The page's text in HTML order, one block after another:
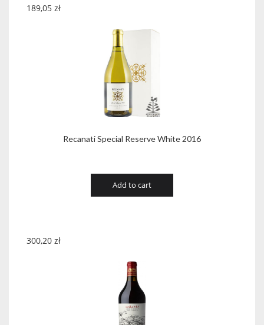
Recanati Special Reserve White 2016
189,05 zł
Add to cart
300,20 zł